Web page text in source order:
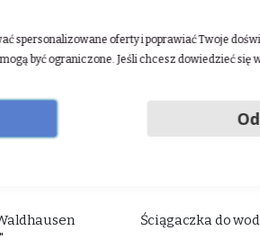
Ściągaczka do
spersonalizowane oferty i poprawiać Twoje
być ograniczone. Jeśli chcesz dowiedzieć się